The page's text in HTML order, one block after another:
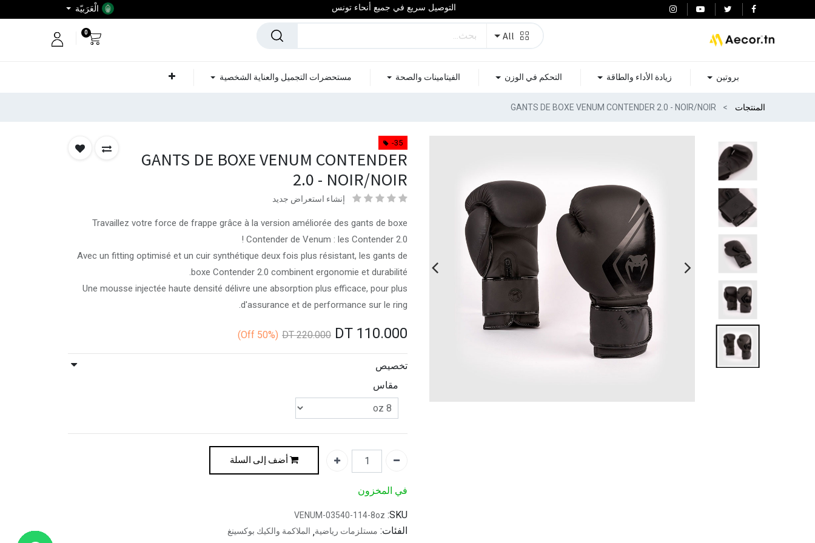
التوصيل سريع في جميع أنحاء تونس الْعَرَبيّة
All
0
بروتين زيادة الأداء والطاقة التحكم في الوزن الفيتامينات والصحة مستحضرات التجميل والعناية الشخصية
المنتجات GANTS DE BOXE VENUM CONTENDER 2.0 - NOIR/NOIR
-35
GANTS DE BOXE VENUM CONTENDER
2.0 - NOIR/NOIR
إنشاء استعراض جديد
Travaillez votre force de frappe grâce à la version améliorée des gants de boxe
Contender de Venum : les Contender 2.0 !
Avec un fitting optimisé et un cuir synthétique deux fois plus résistant, les gants de
boxe Contender 2.0 combinent ergonomie et durabilité.
Une mousse injectée haute densité délivre une absorption plus efficace, pour plus
d'assurance et de performance sur le ring.
110.000
220.000
DT
(50%
تخصيص
مقاس
أضف إلى السلة
في المخزون
SKU:
VENUM-03540-114-8oz
الفئات: مستلزمات رياضية, الملاكمة والكيك بوكسينغ